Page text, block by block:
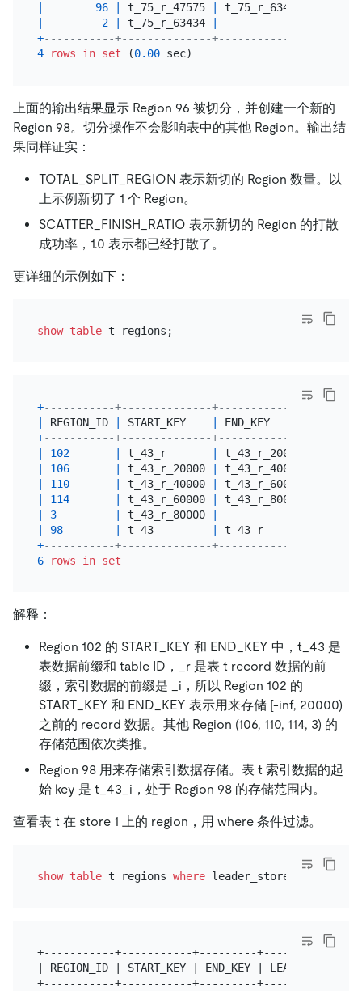
96 t_75_r_47575 t_75_r_63434
2 t_75_r_63434
+-----------+--------------+--------------
4
rows in set (0.00
上面的输出结果显示 Region 96 被切分，并创建一个新的
Region 98。切分操作不会影响表中的其他 Region。输出结
果同样证实：
TOTAL_SPLIT_REGION 表示新切的 Region 数量。以
上示例新切了 1 个 Region。
SCATTER_FINISH_RATIO 表示新切的 Region 的打散
成功率，1.0 表示都已经打散了。
更详细的示例如下：
show table
+-----------+--------------+--------------
REGION_ID START_KEY END_KEY
+-----------+--------------+--------------
102 t_43_r t_43_r_20000
106 t_43_r_20000 t_43_r_40000
110 t_43_r_40000 t_43_r_60000
114 t_43_r_60000 t_43_r_80000
3 t_43_r_80000
98 t_43_ t_43_r
+-----------+--------------+--------------
6
rows in set
解释：
Region 102 的 START_KEY 和 END_KEY 中，t_43 是
表数据前缀和 table ID，_r 是表 t record 数据的前
缀，索引数据的前缀是 _i，所以 Region 102 的
START_KEY 和 END_KEY 表示用来存储 [-inf, 20000)
之前的 record 数据。其他 Region (106, 110, 114, 3) 的
存储范围依次类推。
Region 98 用来存储索引数据存储。表 t 索引数据的起
始 key 是 t_43_i，处于 Region 98 的存储范围内。
查看表 t 在 store 1 上的 region，用 where 条件过滤。
show table t regions where leader_store_id
+-----------+-----------+---------+-----------
| REGION_ID | START_KEY | END_KEY | LEADER_ID |
+-----------+-----------+---------+-----------